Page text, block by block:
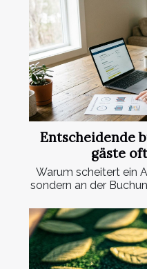
Entscheidende
gäste
Warum scheitert ein
sondern an der